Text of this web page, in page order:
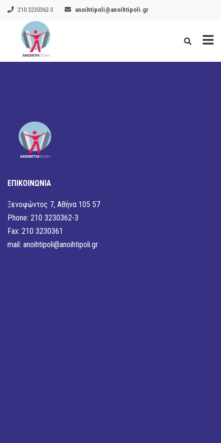
210 3230362-3 anoihtipoli@anoihtipoli.gr
ΕΠΙΚΟΙΝΩΝΙΑ
Ξενοφώντος 7, Αθήνα 105 57
Phone: 210 3230362-3
Fax: 210 3230361
mail: anoihtipoli@anoihtipoli.gr